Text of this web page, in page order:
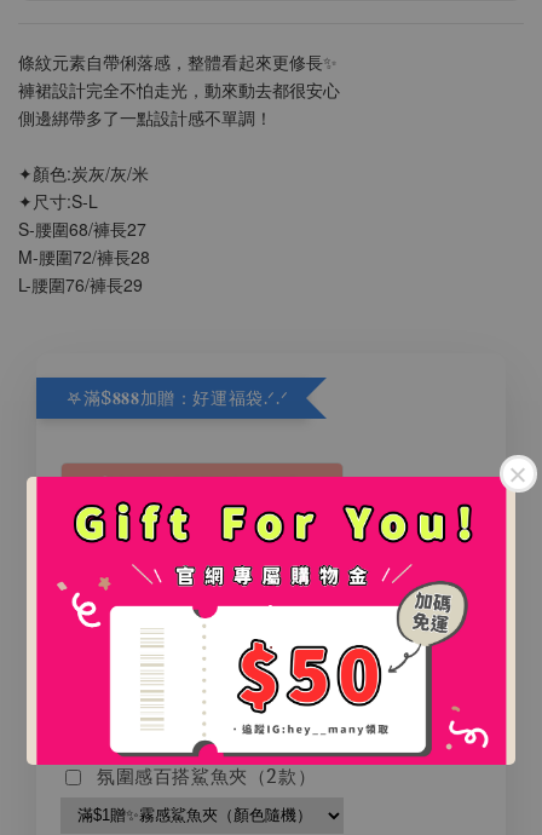
.
.
條紋元素自帶俐落感，整體看起來更修長✨
褲裙設計完全不怕走光，動來動去都很安心
側邊綁帶多了一點設計感不單調！
✦顏色:炭灰/灰/米
✦尺寸:S-L
S-腰圍68/褲長27
M-腰圍72/褲長28
L-腰圍76/褲長29
𖤐滿$𝟖𝟖𝟖加贈：好運福袋.ᐟ‪.ᐟ
氛圍感百搭鯊魚夾（2款）